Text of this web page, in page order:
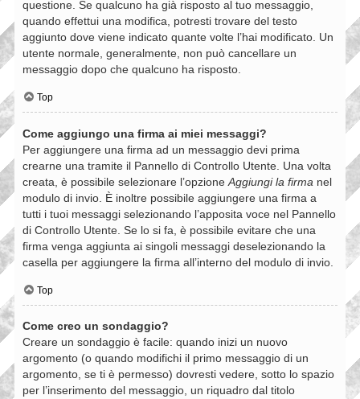
questione. Se qualcuno ha già risposto al tuo messaggio,
quando effettui una modifica, potresti trovare del testo
aggiunto dove viene indicato quante volte l’hai modificato. Un
utente normale, generalmente, non può cancellare un
messaggio dopo che qualcuno ha risposto.
Top
Come aggiungo una firma ai miei messaggi?
Per aggiungere una firma ad un messaggio devi prima
crearne una tramite il Pannello di Controllo Utente. Una volta
creata, è possibile selezionare l’opzione Aggiungi la firma nel
modulo di invio. È inoltre possibile aggiungere una firma a
tutti i tuoi messaggi selezionando l’apposita voce nel Pannello
di Controllo Utente. Se lo si fa, è possibile evitare che una
firma venga aggiunta ai singoli messaggi deselezionando la
casella per aggiungere la firma all’interno del modulo di invio.
Top
Come creo un sondaggio?
Creare un sondaggio è facile: quando inizi un nuovo
argomento (o quando modifichi il primo messaggio di un
argomento, se ti è permesso) dovresti vedere, sotto lo spazio
per l’inserimento del messaggio, un riquadro dal titolo